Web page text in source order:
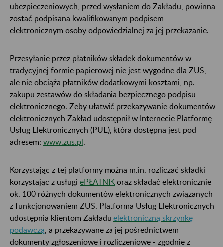
ubezpieczeniowych, przed wysłaniem do Zakładu, powinna
zostać podpisana kwalifikowanym podpisem
elektronicznym osoby odpowiedzialnej za jej przekazanie.
Przesyłanie przez płatników składek dokumentów w
tradycyjnej formie papierowej nie jest wygodne dla ZUS,
ale nie obciąża płatników dodatkowymi kosztami, np.
zakupu zestawów do składania bezpiecznego podpisu
elektronicznego. Żeby ułatwić przekazywanie dokumentów
elektronicznych Zakład udostępnił w Internecie Platformę
Usług Elektronicznych (PUE), która dostępna jest pod
adresem: www.zus.pl.
Korzystając z tej platformy można m.in. rozliczać składki
korzystając z usługi ePŁATNIK oraz składać elektronicznie
ok. 100 różnych dokumentów elektronicznych związanych
z funkcjonowaniem ZUS. Platforma Usług Elektronicznych
udostępnia klientom Zakładu elektroniczną skrzynkę
podawczą , a przekazywane za jej pośrednictwem
dokumenty zgłoszeniowe i rozliczeniowe - zgodnie z